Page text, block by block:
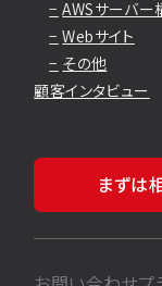
AWSサーバー
Webサイト
その他
顧客インタビュー
まずは